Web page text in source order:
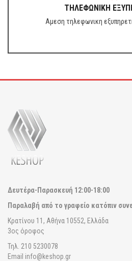
ΤΗΛΕΦΩΝΙΚΗ
Αμεση τηλεφωνικη
Δευτέρα-Παρασκευή 12:00-18:00
Παραλαβή από το γραφείο κατόπιν
Κρατίνου 11, Αθήνα 10552, Ελλάδα
3ος όροφος
Τηλ. 210 5230078
Email info@keshop.gr